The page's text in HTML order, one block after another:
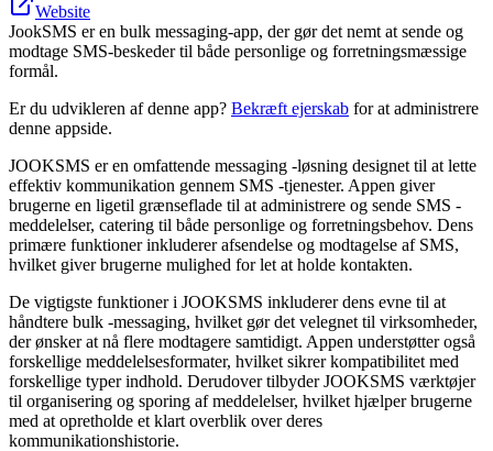
Website
JookSMS er en bulk messaging-app, der gør det nemt at sende og
modtage SMS-beskeder til både personlige og forretningsmæssige
formål.
Er du udvikleren af denne app? Bekræft ejerskab for at administrere
denne appside.
JOOKSMS er en omfattende messaging -løsning designet til at lette
effektiv kommunikation gennem SMS -tjenester. Appen giver
brugerne en ligetil grænseflade til at administrere og sende SMS -
meddelelser, catering til både personlige og forretningsbehov. Dens
primære funktioner inkluderer afsendelse og modtagelse af SMS,
hvilket giver brugerne mulighed for let at holde kontakten.
De vigtigste funktioner i JOOKSMS inkluderer dens evne til at
håndtere bulk -messaging, hvilket gør det velegnet til virksomheder,
der ønsker at nå flere modtagere samtidigt. Appen understøtter også
forskellige meddelelsesformater, hvilket sikrer kompatibilitet med
forskellige typer indhold. Derudover tilbyder JOOKSMS værktøjer
til organisering og sporing af meddelelser, hvilket hjælper brugerne
med at opretholde et klart overblik over deres
kommunikationshistorie.